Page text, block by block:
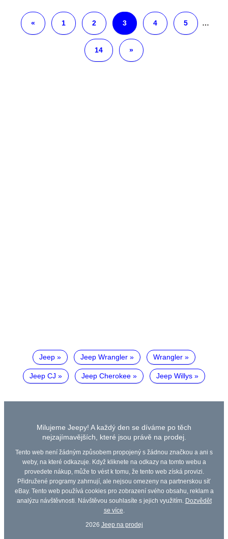
« 1 2 3 4 5 …
14 »
Jeep Jeep Wrangler Wrangler
Jeep CJ Jeep Cherokee Jeep Willys
Milujeme Jeepy! A každý den se díváme po těch
nejzajímavějších, které jsou právě na prodej.
Tento web není žádným způsobem propojený s žádnou značkou a ani s
weby, na které odkazuje. Když kliknete na odkazy na tomto webu a
provedete nákup, může to vést k tomu, že tento web získá provizi.
Přidružené programy zahrnují, ale nejsou omezeny na partnerskou síť
eBay. Tento web používá cookies pro zobrazení svého obsahu, reklam a
analýzu návštěvnosti. Návštěvou souhlasíte s jejich využitím. Dozvědět
se více
2026 Jeep na prodej